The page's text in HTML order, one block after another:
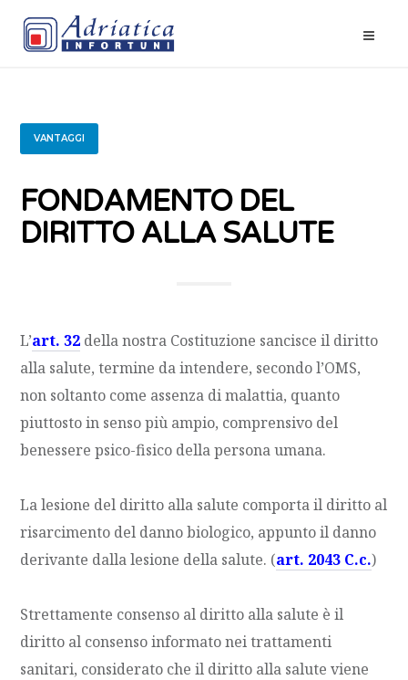
VANTAGGI
FONDAMENTO DEL
DIRITTO ALLA SALUTE
L’art. 32 della nostra Costituzione sancisce il diritto
alla salute, termine da intendere, secondo l’OMS,
non soltanto come assenza di malattia, quanto
piuttosto in senso più ampio, comprensivo del
benessere psico-fisico della persona umana.
La lesione del diritto alla salute comporta il diritto al
risarcimento del danno biologico, appunto il danno
derivante dalla lesione della salute. (art. 2043 C.c.)
Strettamente consenso al diritto alla salute è il
diritto al consenso informato nei trattamenti
sanitari, considerato che il diritto alla salute viene